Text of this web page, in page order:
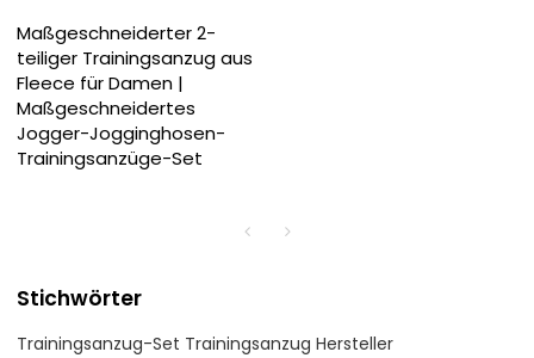
Maßgeschneiderter 2-
teiliger Trainingsanzug aus
Fleece für Damen |
Maßgeschneidertes
Jogger-Jogginghosen-
Trainingsanzüge-Set
Stichwörter
Trainingsanzug-Set Trainingsanzug Hersteller